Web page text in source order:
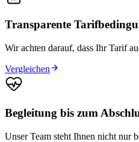
Transparente
Wir achten darauf, dass Ihr Tarif
Vergleichen
Begleitung bis zum
Unser Team steht Ihnen nicht nur